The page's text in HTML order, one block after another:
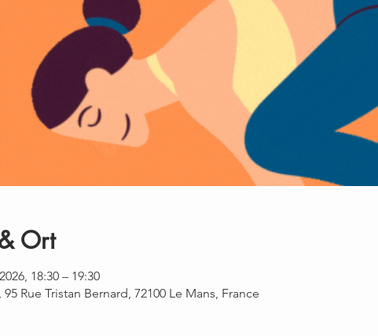
Ort
18:30 – 19:30
95 Rue Tristan Bernard, 72100 Le Mans, France